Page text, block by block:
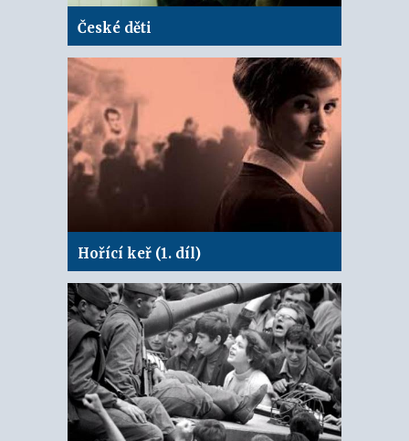
České děti
Hořící keř (1. díl)